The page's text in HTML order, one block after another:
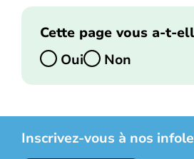
Cette page vous a-t-
Oui
Non
Inscrivez-vous à nos